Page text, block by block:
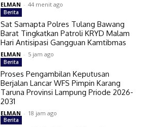
ELMAN - 44 menit ago
Berita
Sat Samapta Polres Tulang Bawang
Barat Tingkatkan Patroli KRYD Malam
Hari Antisipasi Gangguan Kamtibmas
ELMAN - 5 jam ago
Berita
Proses Pengambilan Keputusan
Berjalan Lancar WFS Pimpin Karang
Taruna Provinsi Lampung Priode 2026-
2031
ELMAN - 18 jam ago
Berita